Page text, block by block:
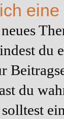
du
du